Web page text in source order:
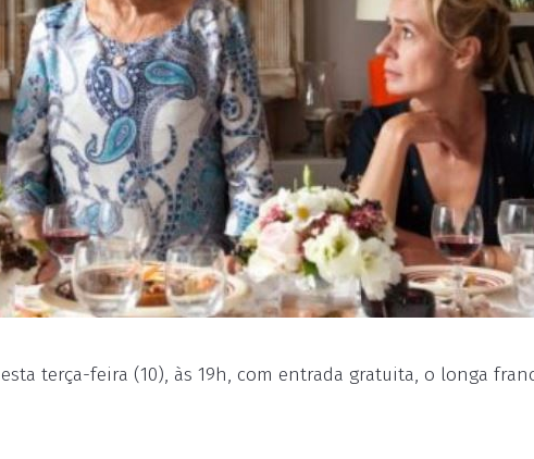
terça-feira (10), às 19h, com entrada gratuita, o longa